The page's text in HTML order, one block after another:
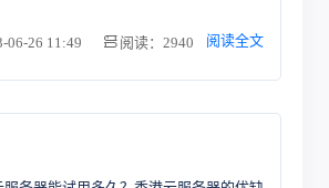
06-26 11:49
阅读：2940 阅读全文